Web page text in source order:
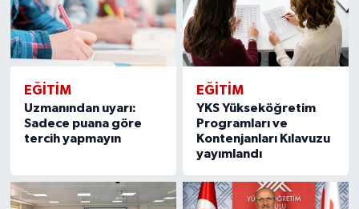
EĞITIM
Uzmanından uyarı:
Sadece puana göre
tercih yapmayın
EĞITIM
YKS Yükseköğretim
Programları ve
Kontenjanları Kılavuzu
yayımlandı